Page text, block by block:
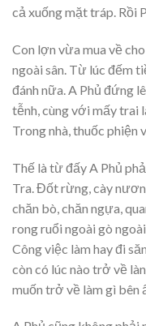
cả xuống mặt tráp. Rồi
Con lợn vừa mua về
ngoài sân. Từ lúc đếm
đánh nữa. A Phủ đứng
tễnh, cùng với mấy trai
Trong nhà, thuốc phiện
Thế là từ đấy A Phủ
Tra. Đốt rừng, cày
chăn bò, chăn ngựa,
rong ruổi ngoài gò
Công việc làm hay đi
còn có lúc nào trở về
muốn trở về làm gì bên